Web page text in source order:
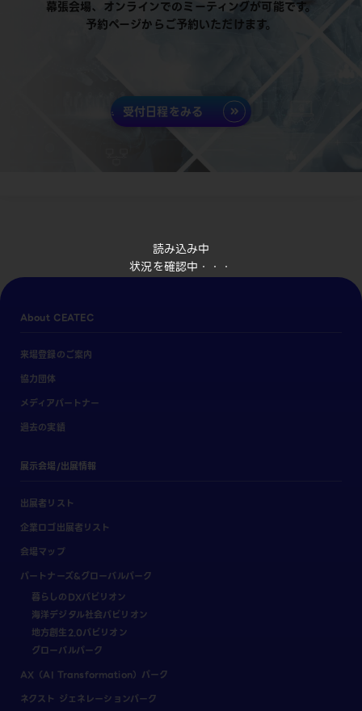
読み込み中
状況を確認中・・・
幕張会場、オンラインでのミーティングが可能です。
予約ページからご予約いただけます。
受付日程をみる
About CEATEC
来場登録のご案内
協力団体
メディアパートナー
過去の実績
展示会場/出展情報
出展者リスト
企業ロゴ出展者リスト
会場マップ
パートナーズ&グローバルパーク
暮らしのDXパビリオン
海洋デジタル社会パビリオン
地方創生2.0パビリオン
グローバルパーク
AX（AI Transformation）パーク
ネクスト ジェネレーションパーク